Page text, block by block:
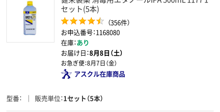
セット(5本)
（356件）
お申込番号：1168080
在庫：あり
お届け日：8月8日（土）
お急ぎ便：8月7日（金）
アスクル在庫商品
型番 販売単位 1セット（5本）